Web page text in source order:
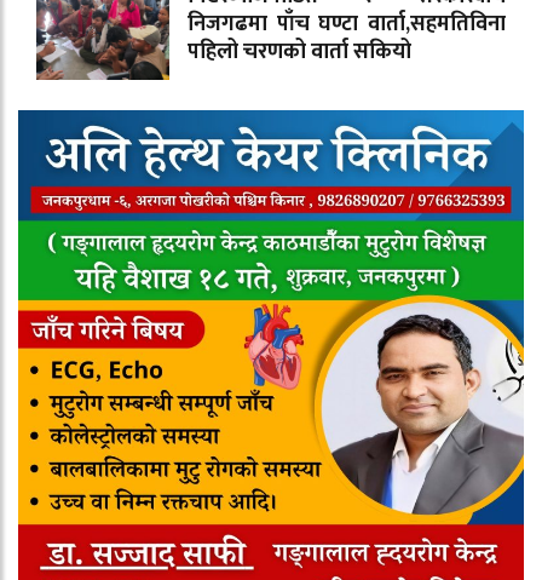
निजगढमा पाँच घण्टा वार्ता,सहमतिविना
पहिलो चरणको वार्ता सकियो